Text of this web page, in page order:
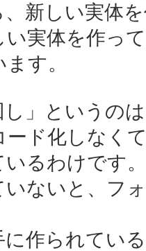
、新しい実体
い実体を作っ
す。
」というの
ド化しなく
いるわけです。
いないと、フ
に作られてい